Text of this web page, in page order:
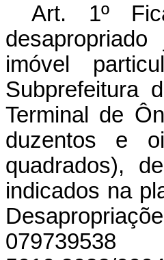
Art. 1º
imóvel
Subprefeitura
Terminal de
duzentos e
quadrados),
indicados na